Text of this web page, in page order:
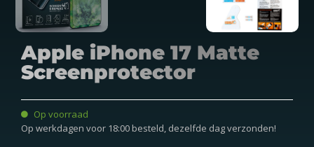
Apple iPhone 17 Matte
Screenprotector
Op voorraad
Op werkdagen voor 18:00 besteld, dezelfde dag verzonden!